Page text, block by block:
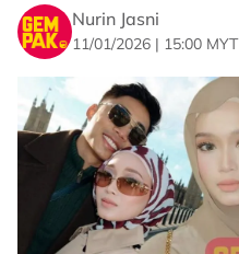
Nurin Jasni
11/01/2026 | 15:00 MYT